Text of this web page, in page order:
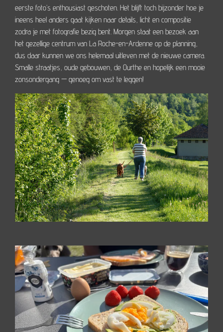
eerste foto’s enthousiast geschoten. Het blijft toch bijzonder hoe je
ineens heel anders gaat kijken naar details, licht en compositie
zodra je met fotografie bezig bent. Morgen staat een bezoek aan
het gezellige centrum van La Roche-en-Ardenne op de planning,
dus daar kunnen we ons helemaal uitleven met de nieuwe camera.
Smalle straatjes, oude gebouwen, de Ourthe en hopelijk een mooie
zonsondergang — genoeg om vast te leggen!